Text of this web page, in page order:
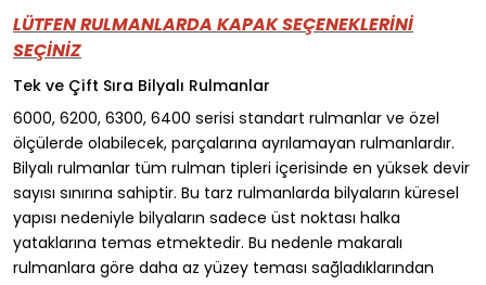
LÜTFEN RULMANLARDA KAPAK SEÇENEKLERİNİ
SEÇİNİZ
Tek ve Çift Sıra Bilyalı Rulmanlar
6000, 6200, 6300, 6400 serisi standart rulmanlar ve özel
ölçülerde olabilecek, parçalarına ayrılamayan rulmanlardır.
Bilyalı rulmanlar tüm rulman tipleri içerisinde en yüksek devir
sayısı sınırına sahiptir. Bu tarz rulmanlarda bilyaların küresel
yapısı nedeniyle bilyaların sadece üst noktası halka
yataklarına temas etmektedir. Bu nedenle makaralı
rulmanlara göre daha az yüzey teması sağladıklarından